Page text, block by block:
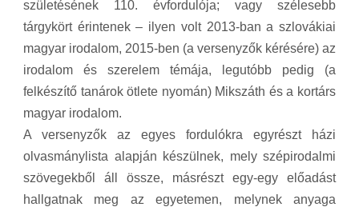
születésének 110. évfordulója; vagy szélesebb
tárgykört érintenek – ilyen volt 2013-ban a szlovákiai
magyar irodalom, 2015-ben (a versenyzők kérésére) az
irodalom és szerelem témája, legutóbb pedig (a
felkészítő tanárok ötlete nyomán) Mikszáth és a kortárs
magyar irodalom.
A versenyzők az egyes fordulókra egyrészt házi
olvasmánylista alapján készülnek, mely szépirodalmi
szövegekből áll össze, másrészt egy-egy előadást
hallgatnak meg az egyetemen, melynek anyaga